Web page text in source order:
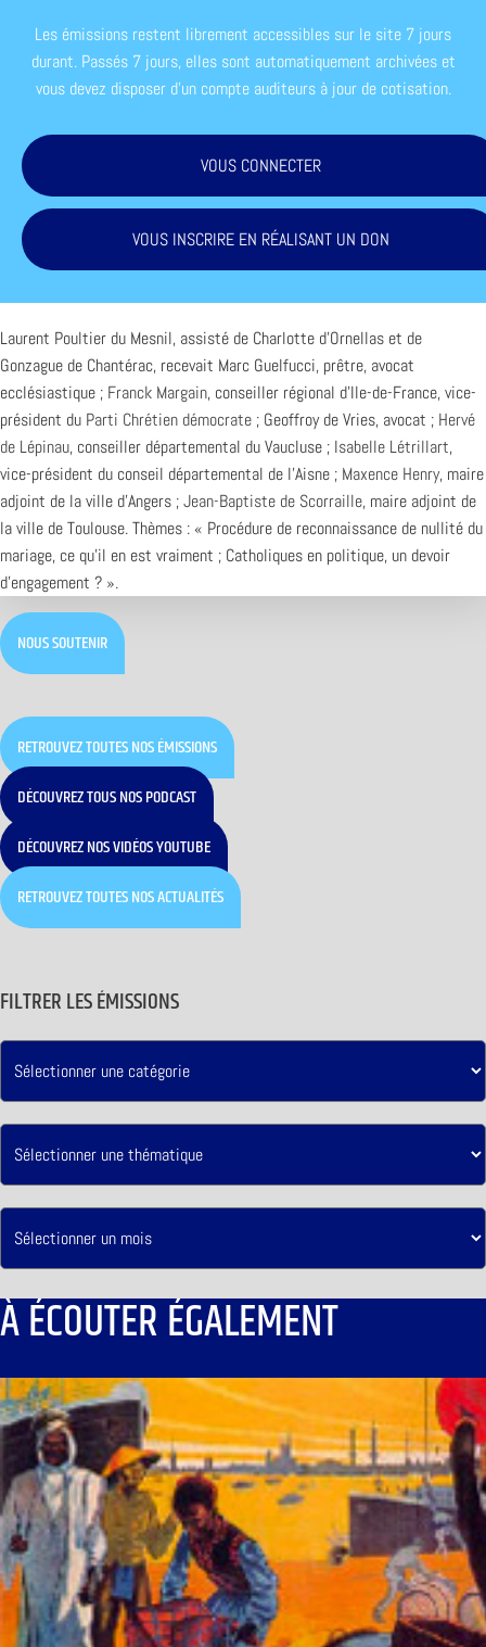
Les émissions restent librement accessibles sur le site 7 jours
durant. Passés 7 jours, elles sont automatiquement archivées et
vous devez disposer d'un compte auditeurs à jour de cotisation.
VOUS CONNECTER
VOUS INSCRIRE EN RÉALISANT UN DON
Laurent Poultier du Mesnil, assisté de Charlotte d’Ornellas et de
Gonzague de Chantérac, recevait Marc Guelfucci, prêtre, avocat
ecclésiastique ; Franck Margain, conseiller régional d’Ile-de-France, vice-
président du Parti Chrétien démocrate ; Geoffroy de Vries, avocat ; Hervé
de Lépinau, conseiller départemental du Vaucluse ; Isabelle Létrillart,
vice-président du conseil départemental de l’Aisne ; Maxence Henry, maire
adjoint de la ville d’Angers ;Jean-Baptiste de Scorraille, maire adjoint de
la ville de Toulouse. Thèmes : « Procédure de reconnaissance de nullité du
mariage, ce qu’il en est vraiment ; Catholiques en politique, un devoir
d’engagement ? ».
NOUS SOUTENIR
RETROUVEZ TOUTES NOS ÉMISSIONS
DÉCOUVREZ TOUS NOS PODCAST
DÉCOUVREZ NOS VIDÉOS YOUTUBE
RETROUVEZ TOUTES NOS ACTUALITÉS
FILTRER LES ÉMISSIONS
À ÉCOUTER ÉGALEMENT